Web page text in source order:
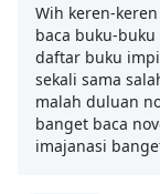
Wih keren-
baca buku-
daftar buku
sekali sama
malah duluan
banget baca
imajanasi